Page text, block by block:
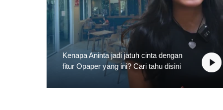
Kenapa Aninta jadi jatuh cinta dengan
fitur Opaper yang ini? Cari tahu disini